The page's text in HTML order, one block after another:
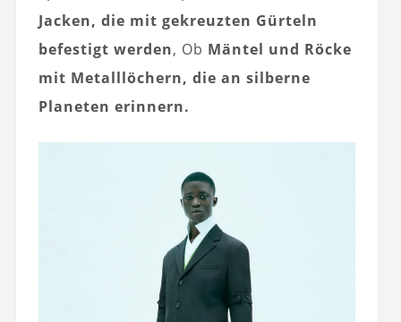
Jacken, die mit gekreuzten Gürteln
befestigt werden, Ob Mäntel und Röcke
mit Metalllöchern, die an silberne
Planeten erinnern.